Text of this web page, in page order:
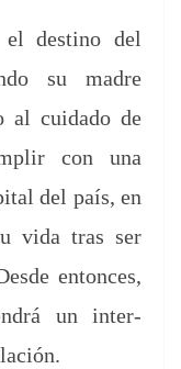
des­ti­no del
su madre
al cuida­do de
con una
del país, en
vida tras ser
entonces,
un inter­